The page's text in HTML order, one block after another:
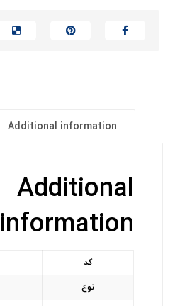
Additional information
Additional
information
کد
نوع